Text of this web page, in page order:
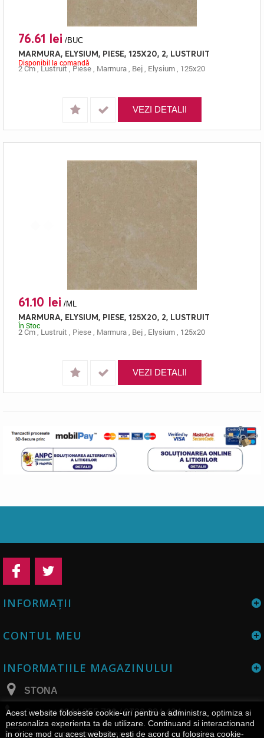
76.61 lei /BUC
MARMURA, ELYSIUM, PIESE, 125X20, 2, LUSTRUIT
2 Cm,Lustruit,Piese, Marmura, Bej, Elysium, 125x20
Disponibil la comandă
VEZI DETALII
61.10 lei /ML
MARMURA, ELYSIUM, PIESE, 125X20, 2, LUSTRUIT
2 Cm,Lustruit Piese Marmura Bej Elysium 125x20
În Stoc
VEZI DETALII
INFORMAŢII
CONTUL MEU
INFORMATIILE MAGAZINULUI
STONA
Contact 0344 255 730 / 0732 334 434
E-mail:comenzi@stona.ro
Acest website foloseste cookie-uri pentru a administra, optimiza si
personaliza experienta ta de utilizare. Continuand si interactionand
in orice mod cu acest website, esti de acord cu folosirea cookie-